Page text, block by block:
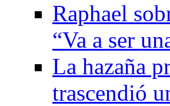
Raphael
“Va a ser
La hazaña
trascendió